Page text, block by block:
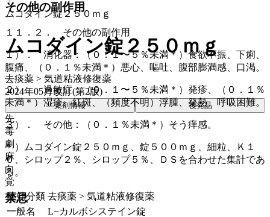
その他の副作用
１１．２． その他の副作用
１）． 消化器：（０．１〜５％未満＊）食欲不振、下痢、
腹痛、（０．１％未満＊）悪心、嘔吐、腹部膨満感、口渇。
２）． 過敏症：（０．１〜５％未満＊）発疹、（０．１％
未満＊）湿疹、紅斑、（頻度不明）浮腫、発熱、呼吸困難。
３）． その他：（０．１％未満＊）そう痒感。
＊）ムコダイン錠２５０ｍｇ、錠５００ｍｇ、細粒、Ｋ１
０、シロップ２％、シロップ５％、ＤＳを合わせた集計であ
る。
禁忌
ムコダイン錠２５０ｍｇ
ムコダイン錠２５０ｍｇ
去痰薬 > 気道粘液修復薬
2024年05月改訂(第2版)
薬剤情報 後発品
先
毒
劇
麻
向
覚
薬効分類 去痰薬 > 気道粘液修復薬
一般名
L−カルボシステイン錠